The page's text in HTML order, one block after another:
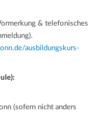
& telefonisches
ausbildungskurs-
(sofern nicht anders